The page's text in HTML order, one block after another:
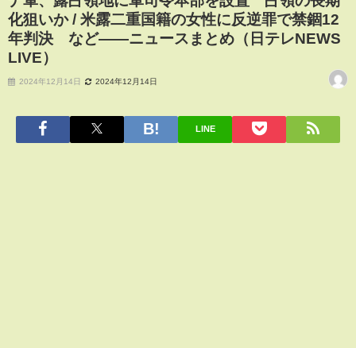
化狙いか / 米露二重国籍の女性に反逆罪で禁錮12
年判決 など――ニュースまとめ（日テレNEWS
LIVE）
2024年12月14日 2024年12月14日
LINE